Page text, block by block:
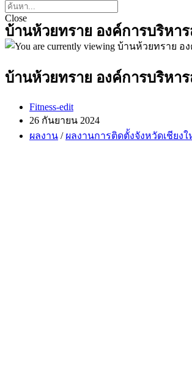
Close
บ้านห้วยทราย องค์การบริหา
บ้านห้วยทราย องค์การบริหา
Post
author:
Fitness-edit
Post
26 กันยายน 2024
Post
category:
ผลงาน / ผลงานการติดตั้งจังหวัดเชียงใ